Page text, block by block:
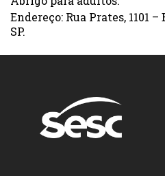
Endereço: Rua Prates, 1101
SP.